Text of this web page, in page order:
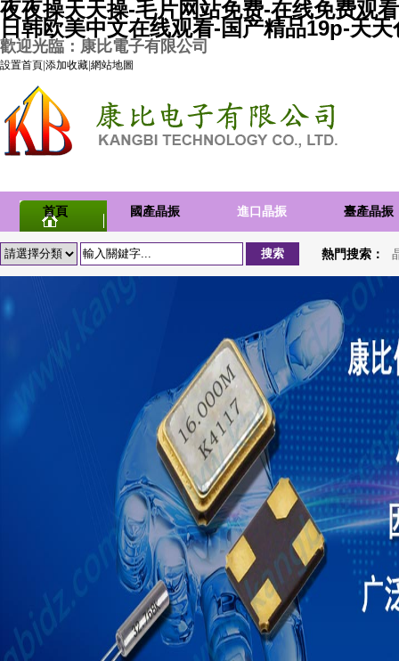
夜夜操天天操-毛片网站免费-在线免费观
日韩欧美中文在线观看-国产精品19p-天
歡迎光臨：康比電子有限公司
設置首頁 添加收藏 網站地圖
首頁 國產晶振 進口晶振 臺產晶振
熱門搜索：